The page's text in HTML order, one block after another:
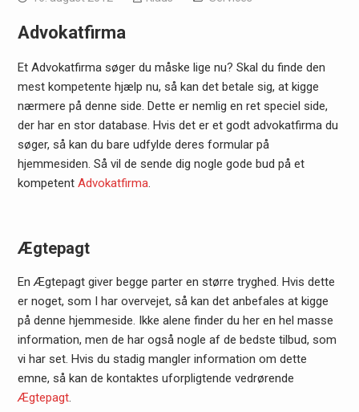
Advokatfirma
Et Advokatfirma søger du måske lige nu? Skal du finde den
mest kompetente hjælp nu, så kan det betale sig, at kigge
nærmere på denne side. Dette er nemlig en ret speciel side,
der har en stor database. Hvis det er et godt advokatfirma du
søger, så kan du bare udfylde deres formular på
hjemmesiden. Så vil de sende dig nogle gode bud på et
kompetent Advokatfirma.
Ægtepagt
En Ægtepagt giver begge parter en større tryghed. Hvis dette
er noget, som I har overvejet, så kan det anbefales at kigge
på denne hjemmeside. Ikke alene finder du her en hel masse
information, men de har også nogle af de bedste tilbud, som
vi har set. Hvis du stadig mangler information om dette
emne, så kan de kontaktes uforpligtende vedrørende
Ægtepagt.